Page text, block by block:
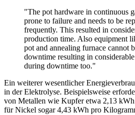
"The pot hardware in continuous
prone to failure and needs to be
frequently. This resulted in
production time. Also equipment
pot and annealing furnace cannot
downtime resulting in
during downtime too."
Ein weiterer wesentlicher
in der Elektrolyse. Beispielsweise
von Metallen wie Kupfer etwa 2,13
für Nickel sogar 4,43 kWh pro